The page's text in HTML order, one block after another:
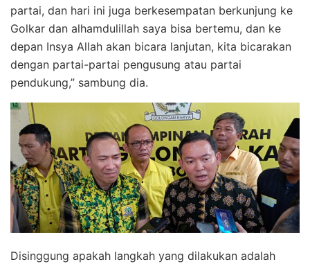
partai, dan hari ini juga berkesempatan berkunjung ke
Golkar dan alhamdulillah saya bisa bertemu, dan ke
depan Insya Allah akan bicara lanjutan, kita bicarakan
dengan partai-partai pengusung atau partai
pendukung,” sambung dia.
Disinggung apakah langkah yang dilakukan adalah